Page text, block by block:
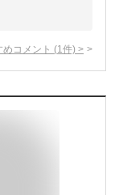
コメント (1 件) >